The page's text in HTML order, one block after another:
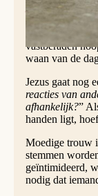
je gelijk krijgt,
Zijn lofzang is
vastberaden
waan van de
Jezus gaat nog
reacties van
afhankelijk?”
handen ligt,
Moedige trouw
stemmen
geïntimideerd,
nodig dat